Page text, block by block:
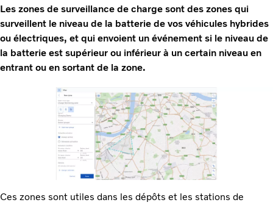
Les zones de surveillance de charge sont des zones qui
surveillent le niveau de la batterie de vos véhicules hybrides
ou électriques, et qui envoient un événement si le niveau de
la batterie est supérieur ou inférieur à un certain niveau en
entrant ou en sortant de la zone.
Ces zones sont utiles dans les dépôts et les stations de